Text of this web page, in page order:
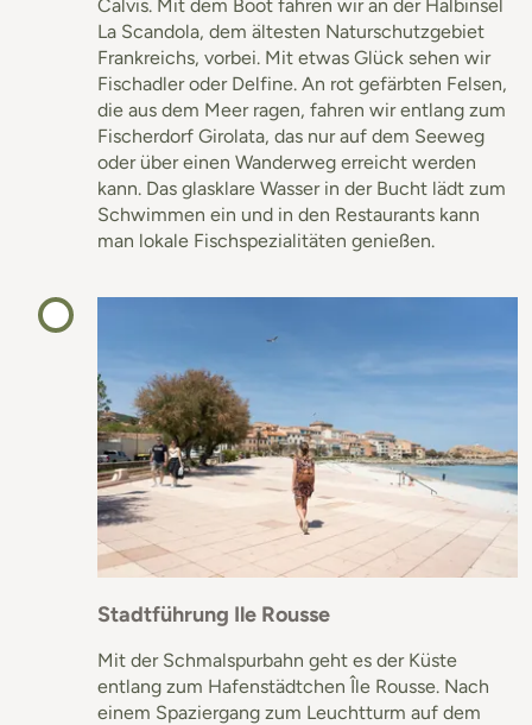
Calvis. Mit dem Boot fahren wir an der Halbinsel
La Scandola, dem ältesten Naturschutzgebiet
Frankreichs, vorbei. Mit etwas Glück sehen wir
Fischadler oder Delfine. An rot gefärbten Felsen,
die aus dem Meer ragen, fahren wir entlang zum
Fischerdorf Girolata, das nur auf dem Seeweg
oder über einen Wanderweg erreicht werden
kann. Das glasklare Wasser in der Bucht lädt zum
Schwimmen ein und in den Restaurants kann
man lokale Fischspezialitäten genießen.
Stadtführung Ile Rousse
Mit der Schmalspurbahn geht es der Küste
entlang zum Hafenstädtchen Île Rousse. Nach
einem Spaziergang zum Leuchtturm auf dem